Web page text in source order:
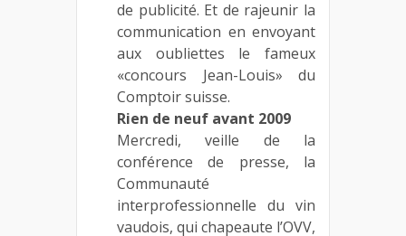
de publicité. Et de rajeunir la
communication en envoyant
aux oubliettes le fameux
«concours Jean-Louis» du
Comptoir suisse.
Rien de neuf avant 2009
Mercredi, veille de la
conférence de presse, la
Communauté
interprofessionnelle du vin
vaudois, qui chapeaute l’OVV,